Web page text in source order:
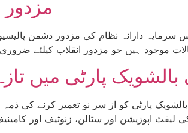
پارٹی میں
بعد بالشویک پارٹی کو از سر نو تعمیر کرنے